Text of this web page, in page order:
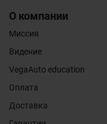
О компании
Миссия
Видение
VegaAuto education
Оплата
Доставка